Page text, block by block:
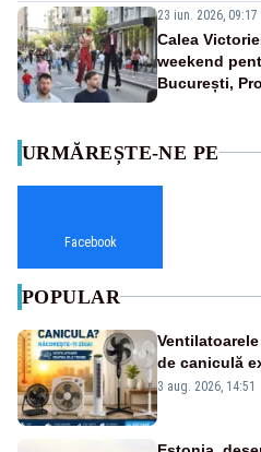
23 iun. 2026, 09:17
Calea
weekend
București,
URMĂREȘTE-NE PE
Facebook
POPULAR
de caniculă
3 aug. 2026, 14:51